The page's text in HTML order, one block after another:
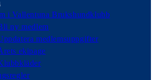
i Vallentuna Brukshundklubb
ny medlem
medlemsuppgifter
ekipage